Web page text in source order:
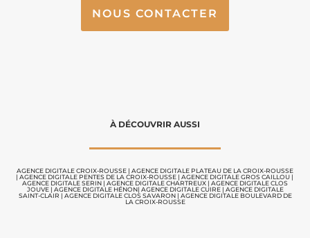
NOUS CONTACTER
À DÉCOUVRIR AUSSI
AGENCE DIGITALE CROIX-ROUSSE | AGENCE DIGITALE PLATEAU DE LA CROIX-ROUSSE
| AGENCE DIGITALE PENTES DE LA CROIX-ROUSSE | AGENCE DIGITALE GROS CAILLOU |
AGENCE DIGITALE SERIN | AGENCE DIGITALE CHARTREUX | AGENCE DIGITALE CLOS
JOUVE | AGENCE DIGITALE HÉNON| AGENCE DIGITALE CUIRE | AGENCE DIGITALE
SAINT-CLAIR | AGENCE DIGITALE CLOS SAVARON| AGENCE DIGITALE BOULEVARD DE
LA CROIX-ROUSSE